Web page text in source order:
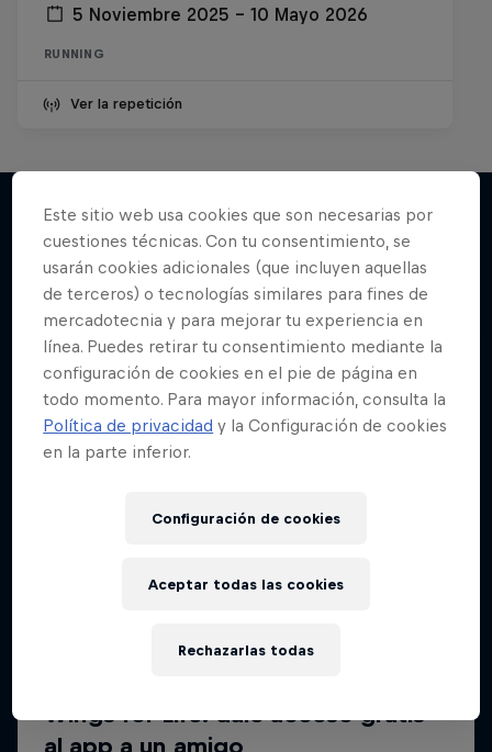
5 Noviembre 2025 – 10 Mayo 2026
RUNNING
Ver la repetición
Más contenidos similares
Este sitio web usa cookies que son necesarias por
cuestiones técnicas. Con tu consentimiento, se
usarán cookies adicionales (que incluyen aquellas
de terceros) o tecnologías similares para fines de
mercadotecnia y para mejorar tu experiencia en
línea. Puedes retirar tu consentimiento mediante la
configuración de cookies en el pie de página en
todo momento. Para mayor información, consulta la
Política de privacidad y la Configuración de cookies
en la parte inferior.
Configuración de cookies
Rechazarlas todas
Aceptar todas las cookies